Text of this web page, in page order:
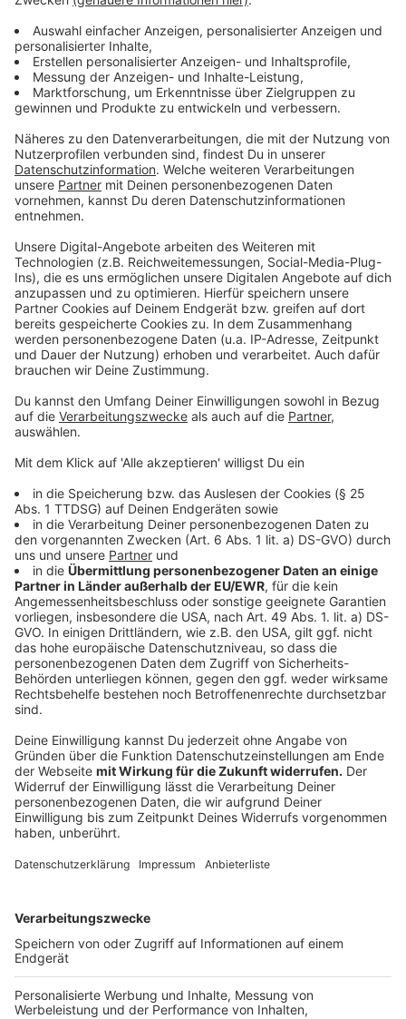
Die Klimademonstranten von Fridays For Future
fordern eine "konsequente und gerechte Klimapolitik".
Das teilte eine Sprecherin mit. Die Klimakrise betreffe
vor allem einkommensschwache Menschen. Es gebe
viele Vorschläge, die Gesellschaft klimafreundlicher,
sozialer und gerechter zu machen - doch der
politische Wille, diese umzusetzen, fehle. Etwas, das
die Verantwortlichen schon seit einigen Jahren
bemängeln, nun vor allem mit der Ampel-Regierung.
Anzeige
Das ist die Bewegung Fridays For Future
Anzeige
Als die Schülerin Greta Thunberg 2018 anstatt in die
Schule zu gehen, für den Klimaschutz demonstrierte,
gab es die Geburtsstunde der Fridays For Future-
ziemlich schnell Anerkennung in Deutschland fand.
Schon im selben Jahr gab es die ersten Schülerinnen
und Schüler-Demonstrationen in deutschen Städten,
die in Greta Thunbergs Handeln ihre Vorreiterin sahen.
Seitdem setzen sich weltweit Schüler, Studenten und
generell viele junge Menschen für bestimmte
Klimaziele und -forderungen ein und wählen dabei
sogenannte Freitagsdemonstrationen als ihre
Protestform. Es gilt, dass eigentlich jeden Freitag
irgendwo auf der Welt gestreikt wird. Bekannteste
Demonstrantin und Klimaaktivistin ist Luisa Neubauer,
die mit ihren Standpunkten und Äußerungen zu
bestimmten Themen immer wieder aneckt und derzeit
die für sie zu lasche Klimapolitik der Bundesregierung
in schärfsten Tönen bemängelt.
Anzeige
Anzeige